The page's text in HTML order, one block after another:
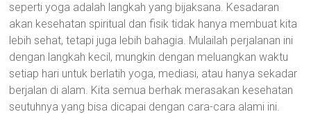
seperti yoga adalah langkah yang bijaksana. Kesadaran
akan kesehatan spiritual dan fisik tidak hanya membuat kita
lebih sehat, tetapi juga lebih bahagia. Mulailah perjalanan ini
dengan langkah kecil, mungkin dengan meluangkan waktu
setiap hari untuk berlatih yoga, mediasi, atau hanya sekadar
berjalan di alam. Kita semua berhak merasakan kesehatan
seutuhnya yang bisa dicapai dengan cara-cara alami ini.